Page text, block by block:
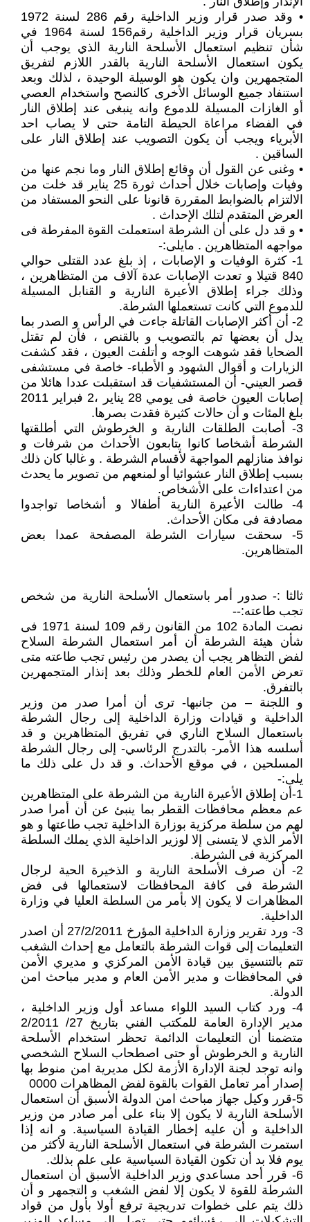
• وقد صدر قرار وزير الداخلية رقم 286 لسنة 1972
بسريان قرار وزير الداخلية رقم156 لسنة 1964 في
شأن تنظيم استعمال الأسلحة النارية الذي يوجب أن
يكون استعمال الأسلحة النارية بالقدر اللازم لتفريق
المتجمهرين وان يكون هو الوسيلة الوحيدة ، لذلك وبعد
استنفاد جميع الوسائل الأخرى كالنصح واستخدام العصي
أو الغازات المسيلة للدموع وانه ينبغى عند إطلاق النار
في الفضاء مراعاة الحيطة التامة حتى لا يصاب احد
الأبرياء ويجب أن يكون التصويب عند إطلاق النار على
الساقين .
• وغنى عن القول أن وقائع إطلاق النار وما نجم عنها من
وفيات وإصابات خلال أحداث ثورة 25 يناير قد خلت من
الالتزام بالضوابط المقررة قانونا على النحو المستفاد من
العرض المتقدم لتلك الإحداث .
• و قد دل على أن الشرطة استعملت القوة المفرطة فى
مواجهه المتظاهرين . مايلى:-
1- كثرة الوفيات و الإصابات ، إذ بلغ عدد القتلى حوالي
840 قتيلا و تعدت الإصابات عدة آلاف من المتظاهرين ،
وذلك جراء إطلاق الأعيرة النارية و القنابل المسيلة
للدموع التي كانت تستعملها الشرطة.
2- أن أكثر الإصابات القاتلة جاءت في الرأس و الصدر بما
يدل أن بعضها تم بالتصويب و بالقنص ، فأن لم تقتل
الضحايا فقد شوهت الوجه و أتلفت العيون ، فقد كشفت
الزيارات و أقوال الشهود و الأطباء- خاصة في مستشفى
قصر العيني- أن المستشفيات قد استقبلت عددا هائلا من
إصابات العيون خاصة فى يومي 28 يناير ،2 فبراير 2011
بلغ المئات و أن حالات كثيرة فقدت بصرها.
3- أصابت الطلقات النارية و الخرطوش التي أطلقتها
الشرطة أشخاصا كانوا يتابعون الأحداث من شرفات و
نوافذ منازلهم المواجهة لأقسام الشرطة . و غالبا كان ذلك
بسبب إطلاق النار عشوائيا أو لمنعهم من تصوير ما يحدث
من اعتداءات على الأشخاص.
4- طالت الأعيرة النارية أطفالا و أشخاصا تواجدوا
مصادفة فى مكان الأحداث.
5- سحقت سيارات الشرطة المصفحة عمدا بعض
المتظاهرين.
ثالثا :- صدور أمر باستعمال الأسلحة النارية من شخص
تجب طاعته:--
نصت المادة 102 من القانون رقم 109 لسنة 1971 فى
شأن هيئة الشرطة أن أمر استعمال الشرطة السلاح
لفض التظاهر يجب أن يصدر من رئيس تجب طاعته متى
تعرض الأمن العام للخطر وذلك بعد إنذار المتجمهرين
بالتفرق.
و اللجنة – من جانبها- ترى أن أمرا صدر من وزير
الداخلية و قيادات وزارة الداخلية إلى رجال الشرطة
باستعمال السلاح الناري في تفريق المتظاهرين و قد
أسلسه هذا الأمر- بالتدرج الرئاسي- إلى رجال الشرطة
المسلحين ، في موقع الأحداث. و قد دل على ذلك ما
يلى:-
1-أن إطلاق الأعيرة النارية من الشرطة على المتظاهرين
عم معظم محافظات القطر بما ينبئ عن أن أمرا صدر
لهم من سلطة مركزية بوزارة الداخلية تجب طاعتها و هو
الأمر الذي لا يتسنى إلا لوزير الداخلية الذي يملك السلطة
المركزية فى الشرطة.
2- أن صرف الأسلحة النارية و الذخيرة الحية لرجال
الشرطة فى كافة المحافظات لاستعمالها فى فض
المظاهرات لا يكون إلا بأمر من السلطة العليا في وزارة
الداخلية.
3- ورد تقرير وزارة الداخلية المؤرخ 27/2/2011 أن اصدر
التعليمات إلى قوات الشرطة بالتعامل مع إحداث الشغب
تتم بالتنسيق بين قيادة الأمن المركزي و مديري الأمن
في المحافظات و مدير الأمن العام و مدير مباحث امن
الدولة.
4- ورد كتاب السيد اللواء مساعد أول وزير الداخلية ،
مدير الإدارة العامة للمكتب الفني بتاريخ 27/ 2/2011
متضمنا أن التعليمات الدائمة تحظر استخدام الأسلحة
النارية و الخرطوش أو حتى اصطحاب السلاح الشخصي
وانه توجد لجنة الإدارة الأزمة لكل مديرية امن منوط بها
إصدار أمر تعامل القوات بالقوة لفض المظاهرات 0000
5-قرر وكيل جهاز مباحث امن الدولة الأسبق أن استعمال
الأسلحة النارية لا يكون إلا بناء على أمر صادر من وزير
الداخلية و أن عليه إخطار القيادة السياسية. و انه إذا
استمرت الشرطة في استعمال الأسلحة النارية لأكثر من
يوم فلا بد أن تكون القيادة السياسية على علم بذلك.
6- قرر أحد مساعدي وزير الداخلية الأسبق أن استعمال
الشرطة للقوة لا يكون إلا لفض الشغب و التجمهر و أن
ذلك يتم على خطوات تدريجية ترفع أولا بأول من قواد